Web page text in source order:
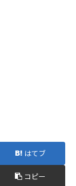
はてブ
コピー